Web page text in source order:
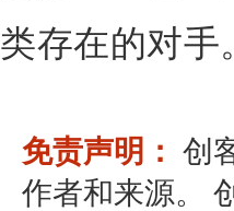
类存在的对手
免责声明： 创
作者和来源。